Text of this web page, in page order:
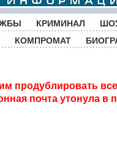
КРИМИНАЛ
КОМПРОМАТ
продублировать
почта утонула в